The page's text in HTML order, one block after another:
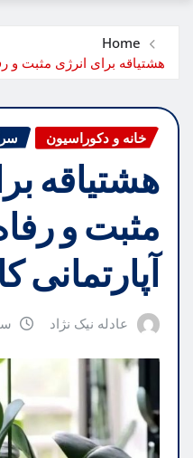
Home
هشتیاقه برای انرژی مثبت و رفاه؛ ۸ گیاه آپارتمانی
خانه و دکوراسیون
هشتیاقه
آپارتمانی
عادله نیک نژاد